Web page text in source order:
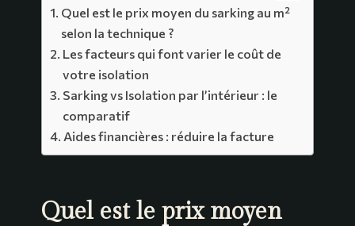
Quel est le prix moyen du sarking au m²
selon la technique ?
Les facteurs qui font varier le coût de
votre isolation
Sarking vs Isolation par l’intérieur : le
comparatif
Aides financières : réduire la facture
Quel est le prix moyen